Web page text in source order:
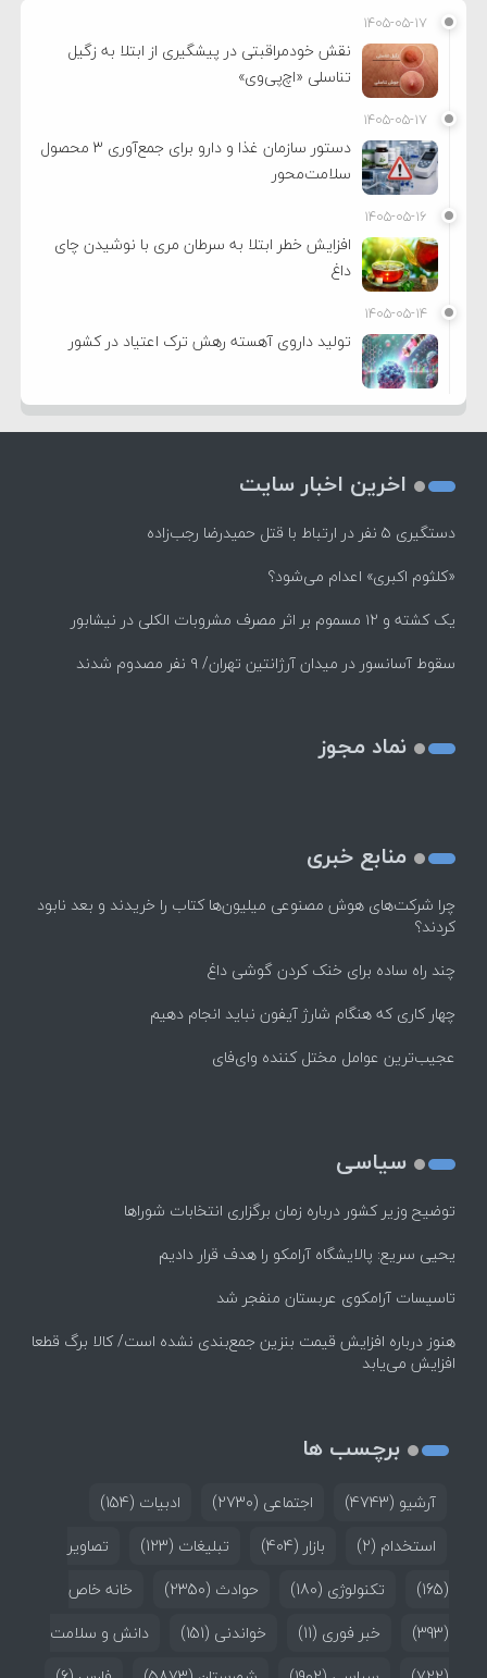
۱۴۰۵-۰۵-۱۷
نقش خودمراقبتی در پیشگیری از ابتلا به زگیل
تناسلی «اچ‌پی‌وی»
۱۴۰۵-۰۵-۱۷
دستور سازمان غذا و دارو برای جمع‌آوری ۳ محصول
سلامت‌محور
۱۴۰۵-۰۵-۱۶
افزایش خطر ابتلا به سرطان مری با نوشیدن چای
داغ
۱۴۰۵-۰۵-۱۴
تولید داروی آهسته رهش ترک اعتیاد در کشور
اخرین اخبار سایت
دستگیری ۵ نفر در ارتباط با قتل حمیدرضا رجب‌زاده
«کلثوم اکبری» اعدام می‌شود؟
یک کشته و ۱۲ مسموم بر اثر مصرف مشروبات الکلی در نیشابور
سقوط آسانسور در میدان آرژانتین تهران/ ۹ نفر مصدوم شدند
نماد مجوز
منابع خبری
چرا شرکت‌های هوش مصنوعی میلیون‌ها کتاب را خریدند و بعد نابود
کردند؟
چند راه‌ ساده برای خنک کردن گوشی داغ
چهار کاری که هنگام شارژ آیفون نباید انجام دهیم
عجیب‌ترین عوامل مختل کننده وای‌فای
سیاسی
توضیح وزیر کشور درباره زمان برگزاری انتخابات شوراها
یحیی سریع: پالایشگاه آرامکو را هدف قرار دادیم
تاسیسات آرامکوی عربستان منفجر شد
هنوز درباره افزایش قیمت بنزین جمع‌بندی نشده است/ کالا برگ قطعا
افزایش می‌یابد
برچسب ها
آرشیو (4743) اجتماعی (2730) ادبیات (154)
استخدام (2) بازار (404) تبلیغات (123)
تصاویر
(165)
تکنولوژی (180) حوادث (2350)
خانه خاص
(393)
خبر فوری (11) خواندنی (151)
دانش و سلامت